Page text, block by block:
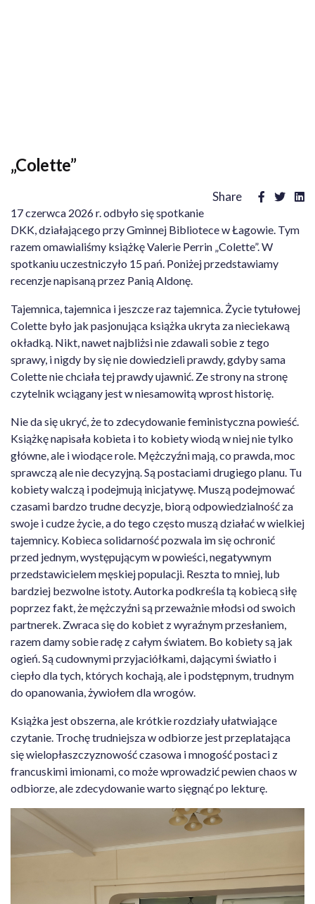
„Colette”
Share
17 czerwca 2026 r. odbyło się spotkanie
DKK, działającego przy Gminnej Bibliotece w Łagowie. Tym
razem omawialiśmy książkę Valerie Perrin „Colette”. W
spotkaniu uczestniczyło 15 pań. Poniżej przedstawiamy
recenzje napisaną przez Panią Aldonę.
Tajemnica, tajemnica i jeszcze raz tajemnica. Życie tytułowej
Colette było jak pasjonująca książka ukryta za nieciekawą
okładką. Nikt, nawet najbliżsi nie zdawali sobie z tego
sprawy, i nigdy by się nie dowiedzieli prawdy, gdyby sama
Colette nie chciała tej prawdy ujawnić. Ze strony na stronę
czytelnik wciągany jest w niesamowitą wprost historię.
Nie da się ukryć, że to zdecydowanie feministyczna powieść.
Książkę napisała kobieta i to kobiety wiodą w niej nie tylko
główne, ale i wiodące role. Mężczyźni mają, co prawda, moc
sprawczą ale nie decyzyjną. Są postaciami drugiego planu. Tu
kobiety walczą i podejmują inicjatywę. Muszą podejmować
czasami bardzo trudne decyzje, biorą odpowiedzialność za
swoje i cudze życie, a do tego często muszą działać w wielkiej
tajemnicy. Kobieca solidarność pozwala im się ochronić
przed jednym, występującym w powieści, negatywnym
przedstawicielem męskiej populacji. Reszta to mniej, lub
bardziej bezwolne istoty. Autorka podkreśla tą kobiecą siłę
poprzez fakt, że mężczyźni są przeważnie młodsi od swoich
partnerek. Zwraca się do kobiet z wyraźnym przesłaniem,
razem damy sobie radę z całym światem. Bo kobiety są jak
ogień. Są cudownymi przyjaciółkami, dającymi światło i
ciepło dla tych, których kochają, ale i podstępnym, trudnym
do opanowania, żywiołem dla wrogów.
Książka jest obszerna, ale krótkie rozdziały ułatwiające
czytanie. Trochę trudniejsza w odbiorze jest przeplatająca
się wielopłaszczyznowość czasowa i mnogość postaci z
francuskimi imionami, co może wprowadzić pewien chaos w
odbiorze, ale zdecydowanie warto sięgnąć po lekturę.